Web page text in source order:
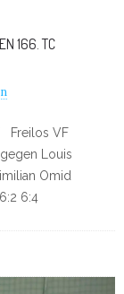
166. TC
Freilos VF
Louis
Omid
6:4